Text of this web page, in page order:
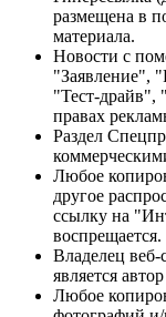
размещена в
материала.
Новости с
"Заявление",
"Тест-
правах
Раздел
Любое
другое
ссылку на
воспрещается.
Владелец
является
Любое